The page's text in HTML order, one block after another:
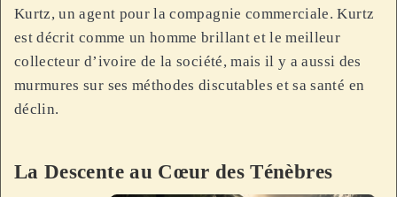
Kurtz, un agent pour la compagnie commerciale. Kurtz
est décrit comme un homme brillant et le meilleur
collecteur d’ivoire de la société, mais il y a aussi des
murmures sur ses méthodes discutables et sa santé en
déclin.
La Descente au Cœur des Ténèbres